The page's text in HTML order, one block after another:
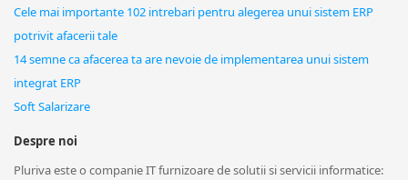
Cele mai importante 102 intrebari pentru alegerea unui sistem ERP
potrivit afacerii tale
14 semne ca afacerea ta are nevoie de implementarea unui sistem
integrat ERP
Soft Salarizare
Despre noi
Pluriva este o companie IT furnizoare de solutii si servicii informatice: